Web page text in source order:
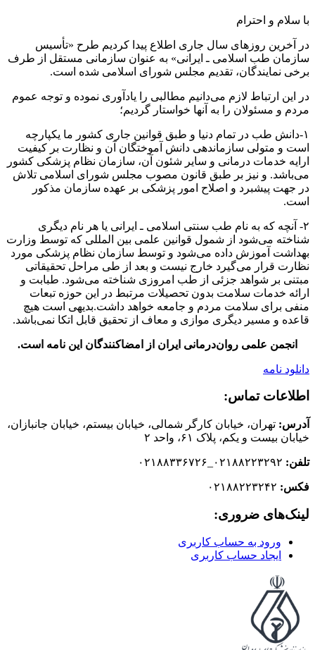
با سلام و احترام
در آخرین روزهای سال جاری اطلاع پیدا کردیم طرح «تأسیس
سازمان طب اسلامی ـ ایرانی» به عنوان سازمانی مستقل از طرف
برخی نمایندگان، تقدیم مجلس شورای اسلامی شده است.
در این ارتباط لازم می‌دانیم مطالبی را یادآوری نموده و توجه عموم
مردم و مسئولان را به آنها خواستار گردیم؛
١-دانش طب در تمام دنیا و طبق قوانین جاری کشور ما یکپارچه
است و متولی سازماندهی دانش آموختگان آن و نظارت بر کیفیت
ارایه خدمات درمانی و سایر شئون آن، سازمان نظام پزشکی کشور
می‌باشد. و نیز بر طبق قانون مصوب مجلس شورای اسلامی تلاش‌
در جهت‌ پیشبرد و اصلاح‌ امور پزشکی بر عهده سازمان مذکور
است.
٢- آنچه که به نام طب سنتی اسلامی ـ ایرانی یا هر نام دیگری
شناخته می‌شود از شمول قوانین علمی بین المللی که توسط وزارت
بهداشت آموزش داده می‌شود و توسط سازمان نظام پزشکی مورد
نظارت قرار می‌گیرد خارج نیست و بعد از طی مراحل تحقیقاتی
مبتنی بر شواهد جزئی از طب امروزی شناخته می‌شود. طبابت و
ارائه خدمات سلامت بدون تحصیلات مرتبط در این حوزه تبعات
منفی برای سلامت مردم و جامعه خواهد داشت.بدیهی است هیچ
قاعده و مسیر دیگری موازی و معاف از تحقیق قابل اتکا نمی‌باشد.
انجمن علمی روان‌درمانی ایران از امضاکنندگان این نامه است.
دانلود نامه
اطلاعات تماس:
آدرس: تهران، خیابان کارگر شمالی، خیابان بیستم، خیابان جانبازان،
خیابان بیست و یکم، پلاک ۶۱، واحد ۲
تلفن:
فکس:
لینک‌های ضروری:
ورود به حساب کاربری
ایجاد حساب کاربری